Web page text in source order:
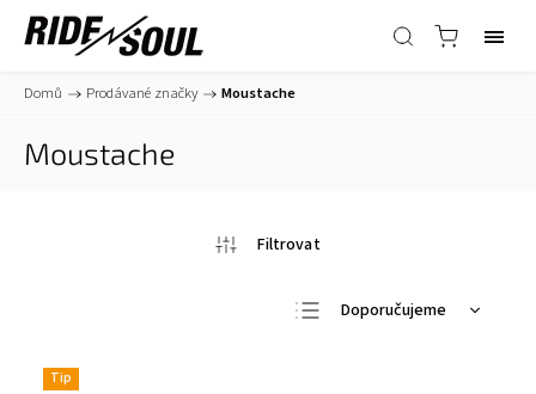
Domů / Prodávané značky / Moustache
Moustache
Doporučujeme
Tip